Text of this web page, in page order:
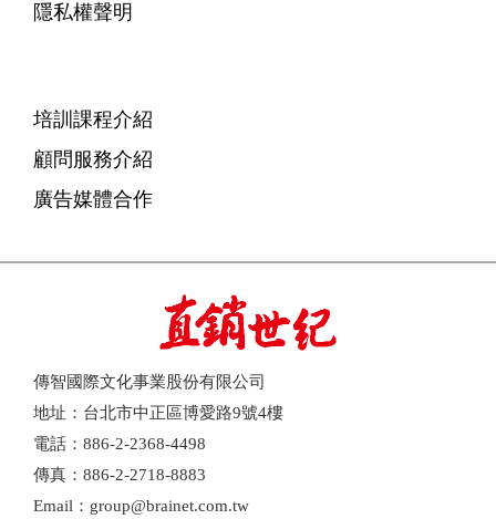
隱私權聲明
培訓課程介紹
顧問服務介紹
廣告媒體合作
傳智國際文化事業股份有限公司
地址：台北市中正區博愛路9號4樓
電話：886-2-2368-4498
傳真：886-2-2718-8883
Email：group@brainet.com.tw